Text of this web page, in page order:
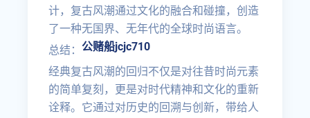
计，复古风潮通过文化的融合和碰撞，创造
了一种无国界、无年代的全球时尚语言。
总结：
经典复古风潮的回归不仅是对往昔时尚元素
的简单复刻，更是对时代精神和文化的重新
诠释。它通过对历史的回溯与创新，带给人
公赌船jcjc710